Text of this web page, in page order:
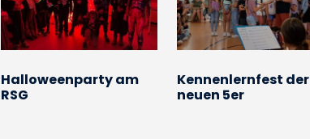
Halloweenparty am
RSG
Kennenlernfest der
neuen 5er